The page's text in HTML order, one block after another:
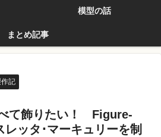
模型の話
まとめ記事
記
て飾りたい！ Figure-
ッタ･マーキュリーを制